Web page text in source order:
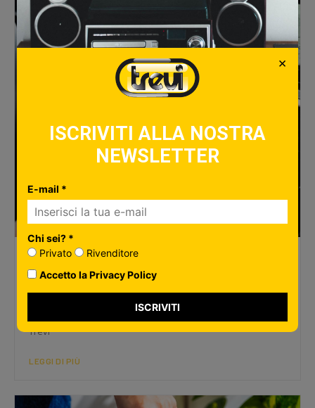
Autoradio touchscreen: quale scegliere e
quanto costa
Scopri i migliori altoparlanti per un’esperienza di ascolto
Trevi
LEGGI DI PIÙ
×
ISCRIVITI ALLA NOSTRA
NEWSLETTER
E-mail *
Chi sei? *
Privato
Rivenditore
Accetto la Privacy Policy
ISCRIVITI